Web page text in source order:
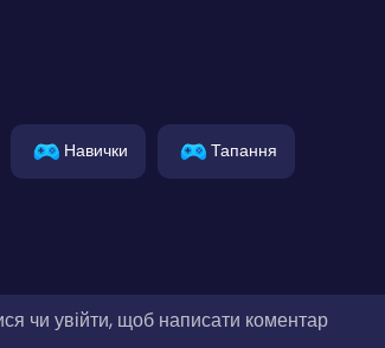
Навички Тапання
чи увійти, щоб написати коментар